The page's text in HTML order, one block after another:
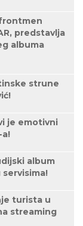
frontmen
predstavlja
albuma
strune
je emotivni
a!
album
turista u
streaming